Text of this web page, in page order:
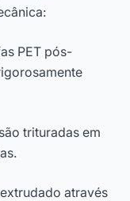
PET pós-
trituradas em
através